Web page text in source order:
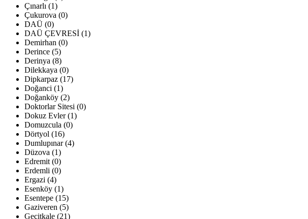
Çınarlı (1)
Çukurova (0)
DAÜ (0)
DAÜ ÇEVRESİ (1)
Demirhan (0)
Derince (5)
Derinya (8)
Dilekkaya (0)
Dipkarpaz (17)
Doğanci (1)
Doğanköy (2)
Doktorlar Sitesi (0)
Dokuz Evler (1)
Domuzcula (0)
Dörtyol (16)
Dumlupınar (4)
Düzova (1)
Edremit (0)
Erdemli (0)
Ergazi (4)
Esenköy (1)
Esentepe (15)
Gaziveren (5)
Geçitkale (21)